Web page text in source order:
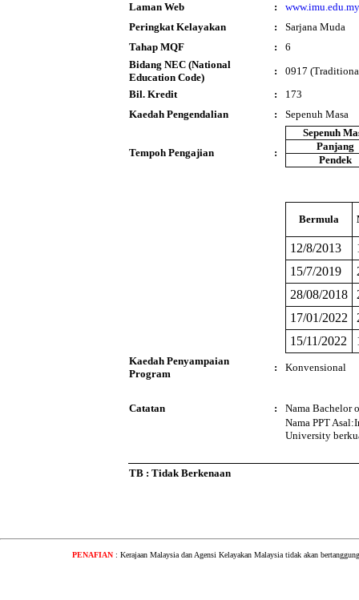
Laman Web
:
www.imu.edu.my
Peringkat Kelayakan
:
Sarjana Muda
Tahap MQF
:
6
Bidang NEC (National
Education Code)
:
0917
Bil. Kredit
:
173
Kaedah Pengendalian
: Sepenuh Masa
Tempoh Pengajian :
Sepenuh
Panjang
Pendek
Bermula
12/8/2013
15/7/2019
28/08/2018
17/01/2022
15/11/2022
Kaedah Penyampaian
Program
: Konvensional
Catatan :
Nama Bachelor
Nama PPT
University
TB : Tidak Berkenaan
PENAFIAN : Kerajaan Malaysia dan Agensi Kelayakan Malaysia tidak akan